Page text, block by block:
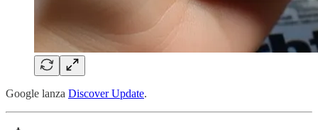
Google lanza Discover Update.